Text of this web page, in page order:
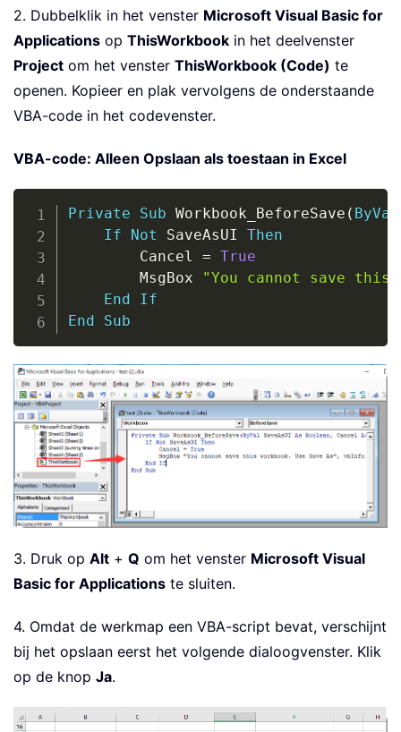
2. Dubbelklik in het venster Microsoft Visual Basic for
Applications op ThisWorkbook in het deelvenster
Project om het venster ThisWorkbook (Code) te
openen. Kopieer en plak vervolgens de onderstaande
VBA-code in het codevenster.
VBA-code: Alleen Opslaan als toestaan in Excel
Private Sub Workbook_BeforeSave ( ByVal
If
Not SaveAsUI Then
        Cancel
= True
        MsgBox
"You cannot save this
End
If
End
Sub
Copy
3. Druk op Alt + Q om het venster Microsoft Visual
Basic for Applications te sluiten.
4. Omdat de werkmap een VBA-script bevat, verschijnt
bij het opslaan eerst het volgende dialoogvenster. Klik
op de knop Ja.